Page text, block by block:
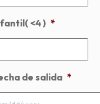
<4 ) *
de salida *